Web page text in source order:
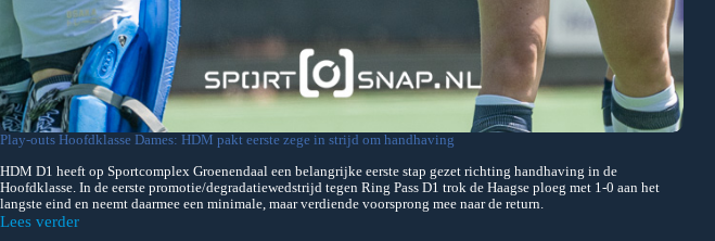
Play-outs Hoofdklasse Dames: HDM pakt eerste zege in strijd om handhaving
HDM D1 heeft op Sportcomplex Groenendaal een belangrijke eerste stap gezet richting handhaving in de
Hoofdklasse. In de eerste promotie/degradatiewedstrijd tegen Ring Pass D1 trok de Haagse ploeg met 1-0 aan het
langste eind en neemt daarmee een minimale, maar verdiende voorsprong mee naar de return.
Lees verder
HDM